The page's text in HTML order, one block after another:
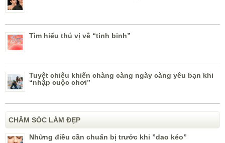
Tìm hiểu thú vị về “tinh binh”
Tuyệt chiêu khiến chàng càng ngày càng yêu bạn khi
“nhập cuộc chơi”
CHĂM SÓC LÀM ĐẸP
Những điều cần chuẩn bị trước khi ”dao kéo”